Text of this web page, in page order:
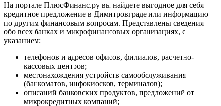
На портале ПлюсФинанс.ру вы найдете выгодное для себя
кредитное предложение в Димитровграде или информацию
по другим финансовым вопросам. Представлены сведения
обо всех банках и микрофинансовых организациях, с
указанием:
телефонов и адресов офисов, филиалов, расчетно-
кассовых центров;
местонахождения устройств самообслуживания
(банкоматов, инфокиосков, терминалов);
описаний банковских продуктов, предложений от
микрокредитных компаний;